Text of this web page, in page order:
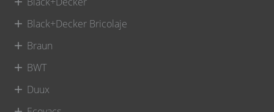
Black+Decker Bricolaje
Braun
BWT
Duux